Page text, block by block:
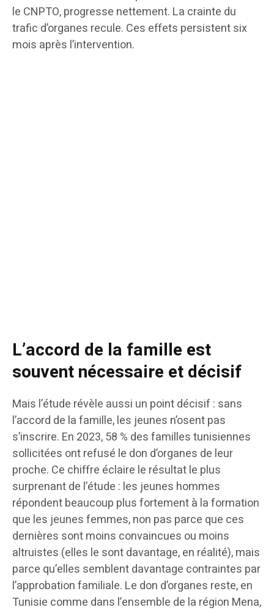
le CNPTO, progresse nettement. La crainte du
trafic d’organes recule. Ces effets persistent six
mois après l’intervention.
L’accord de la famille est
souvent nécessaire et décisif
Mais l’étude révèle aussi un point décisif : sans
l’accord de la famille, les jeunes n’osent pas
s’inscrire. En 2023, 58 % des familles tunisiennes
sollicitées ont refusé le don d’organes de leur
proche. Ce chiffre éclaire le résultat le plus
surprenant de l’étude : les jeunes hommes
répondent beaucoup plus fortement à la formation
que les jeunes femmes, non pas parce que ces
dernières sont moins convaincues ou moins
altruistes (elles le sont davantage, en réalité), mais
parce qu’elles semblent davantage contraintes par
l’approbation familiale. Le don d’organes reste, en
Tunisie comme dans l’ensemble de la région Mena,